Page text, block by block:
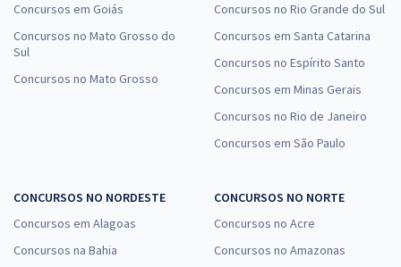
Concursos em Goiás
Concursos no Mato Grosso do
Sul
Concursos no Mato Grosso
Concursos no Rio Grande do Sul
Concursos em Santa Catarina
Concursos no Espírito Santo
Concursos em Minas Gerais
Concursos no Rio de Janeiro
Concursos em São Paulo
CONCURSOS NO NORDESTE
Concursos em Alagoas
Concursos na Bahia
CONCURSOS NO NORTE
Concursos no Acre
Concursos no Amazonas